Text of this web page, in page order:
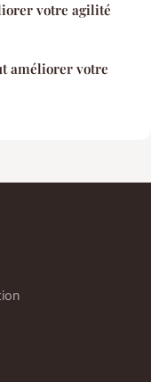
votre agilité
améliorer votre